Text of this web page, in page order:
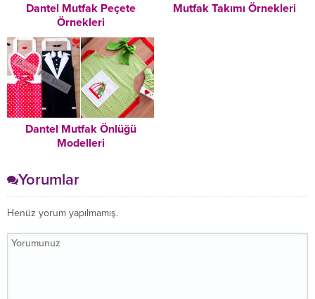
Dantel Mutfak Peçete
Örnekleri
Mutfak Takımı Örnekleri
Dantel Mutfak Önlüğü
Modelleri
Yorumlar
Henüz yorum yapılmamış.